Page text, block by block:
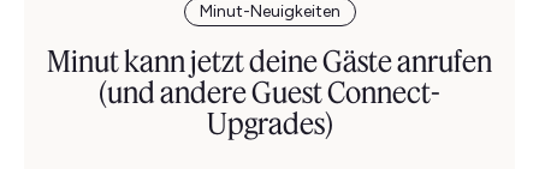
Minut-Neuigkeiten
Minut kann jetzt deine Gäste anrufen
(und andere Guest Connect-
Upgrades)